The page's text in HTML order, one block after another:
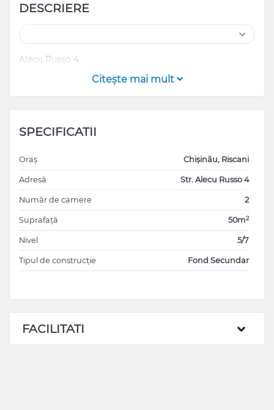
DESCRIERE
Alecu Russo 4
Citeşte mai mult
SPECIFICATII
Oraș Chișinău, Riscani
Adresă Str. Alecu Russo 4
Număr de camere 2
Suprafață 50m2
Nivel 5/7
Tipul de construcție Fond Secundar
FACILITATI